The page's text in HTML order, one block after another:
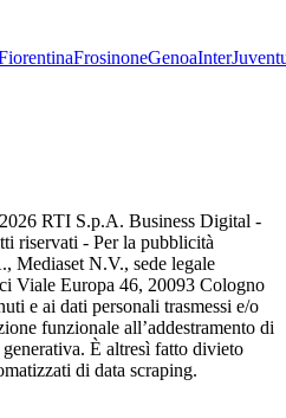
FrosinoneGenoaInter
2026 RTI S.p.A. Business Digital -
riservati - Per la pubblicità
Mediaset N.V., sede legale
Viale Europa 46, 20093 Cologno
e ai dati personali trasmessi e/o
funzionale all’addestramento di
È altresì fatto divieto
di data scraping.